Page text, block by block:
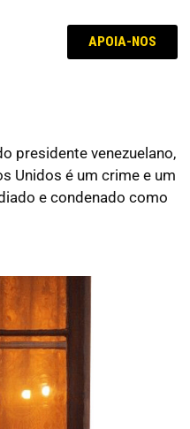
APOIA-NOS
presidente venezuelano,
Unidos é um crime e um
e condenado como